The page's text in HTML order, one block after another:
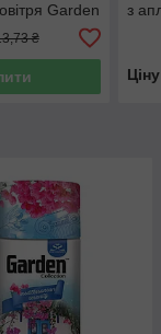
Garden
₴
з